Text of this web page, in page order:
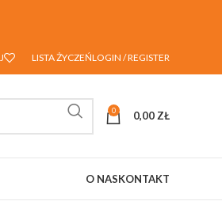
LISTA ŻYCZEŃLOGIN / REGISTER
0 0,00 ZŁ
O NASKONTAKT